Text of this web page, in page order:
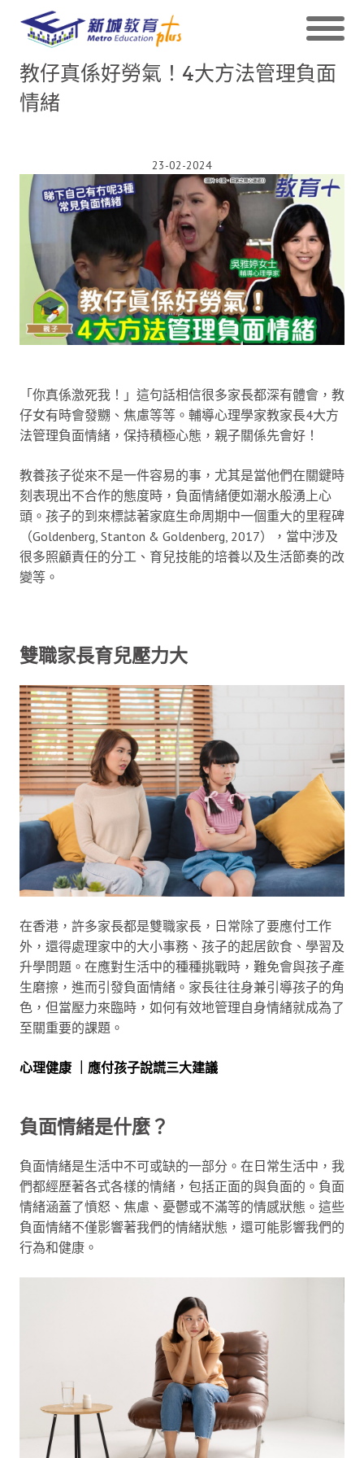
教仔真係好勞氣！4大方法管理負面
情緒
23-02-2024
「你真係激死我！」這句話相信很多家長都深有體會，教
仔女有時會發嬲、焦慮等等。輔導心理學家教家長4大方
法管理負面情緒，保持積極心態，親子關係先會好！
教養孩子從來不是一件容易的事，尤其是當他們在關鍵時
刻表現出不合作的態度時，負面情緒便如潮水般湧上心
頭。孩子的到來標誌著家庭生命周期中一個重大的里程碑
（Goldenberg, Stanton & Goldenberg, 2017），當中涉及
很多照顧責任的分工、育兒技能的培養以及生活節奏的改
變等。
雙職家長育兒壓力大
在香港，許多家長都是雙職家長，日常除了要應付工作
外，還得處理家中的大小事務、孩子的起居飲食、學習及
升學問題。在應對生活中的種種挑戰時，難免會與孩子產
生磨擦，進而引發負面情緒。家長往往身兼引導孩子的角
色，但當壓力來臨時，如何有效地管理自身情緒就成為了
至關重要的課題。
心理健康 ｜應付孩子說謊三大建議
負面情緒是什麼？
負面情緒是生活中不可或缺的一部分。在日常生活中，我
們都經歷著各式各樣的情緒，包括正面的與負面的。負面
情緒涵蓋了憤怒、焦慮、憂鬱或不滿等的情感狀態。這些
負面情緒不僅影響著我們的情緒狀態，還可能影響我們的
行為和健康。